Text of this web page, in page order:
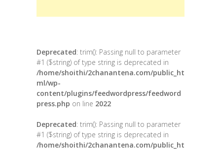
Deprecated: trim(): Passing null to parameter
#1 ($string) of type string is deprecated in
/home/shoithi/2chanantena.com/public_ht
ml/wp-
content/plugins/feedwordpress/feedword
press.php on line 2022
Deprecated: trim(): Passing null to parameter
#1 ($string) of type string is deprecated in
/home/shoithi/2chanantena.com/public_ht